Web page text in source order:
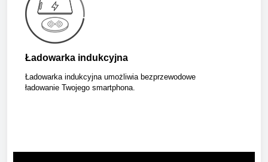
Ładowarka indukcyjna
Ładowarka indukcyjna umożliwia bezprzewodowe
ładowanie Twojego smartphona.